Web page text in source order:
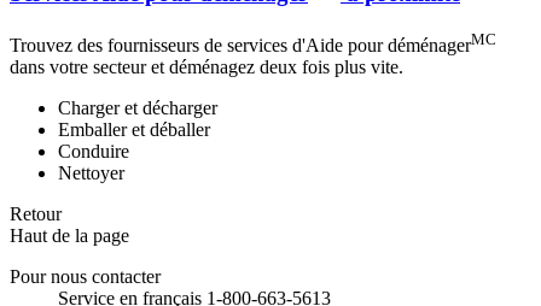
Trouvez des fournisseurs de services d'Aide pour déménagerMC
dans votre secteur et déménagez deux fois plus vite.
Charger et décharger
Emballer et déballer
Conduire
Nettoyer
Retour
Haut de la page
Pour nous contacter
Service en français 1-800-663-5613